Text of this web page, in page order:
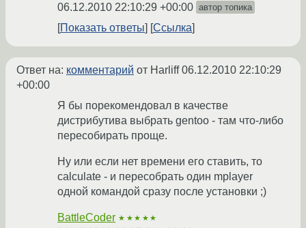
06.12.2010 22:10:29 +00:00 автор топика
Показать ответы Ссылка
Ответ на: комментарий от Harliff06.12.2010 22:10:29
+00:00
Я бы порекомендовал в качестве
дистрибутива выбрать gentoo - там что-либо
пересобирать проще.
Ну или если нет времени его ставить, то
calculate - и пересобрать один mplayer
одной командой сразу после установки ;)
BattleCoder ★★★★★